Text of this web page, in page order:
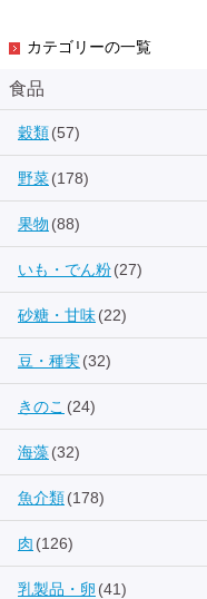
カテゴリーの一覧
食品
穀類(57)
野菜(178)
果物 (88)
いも・でん粉(27)
砂糖・甘味(22)
豆・種実(32)
きのこ (24)
海藻(32)
魚介類(178)
肉 (126)
乳製品・卵 (41)